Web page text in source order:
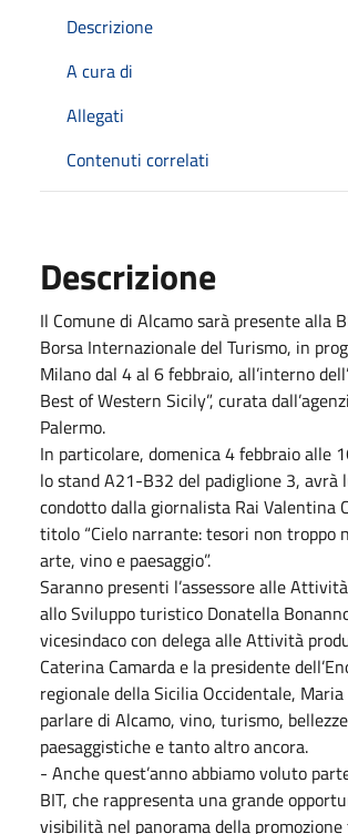
Descrizione
A cura di
Allegati
Contenuti correlati
Descrizione
Il Comune di Alcamo sarà presente alla
Borsa Internazionale del Turismo, in
Milano dal 4 al 6 febbraio, all’interno
Best of Western Sicily”, curata
Palermo.
In particolare, domenica 4 febbraio alle
lo stand A21-B32 del padiglione 3, avrà
condotto dalla giornalista Rai Valentina
titolo “Cielo narrante: tesori non troppo
arte, vino e paesaggio”.
Saranno presenti l’assessore alle
allo Sviluppo turistico Donatella
vicesindaco con delega alle Attività
Caterina Camarda e la presidente
regionale della Sicilia Occidentale,
parlare di Alcamo, vino, turismo,
paesaggistiche e tanto altro ancora.
- Anche quest’anno abbiamo voluto
BIT, che rappresenta una grande
visibilità nel panorama della